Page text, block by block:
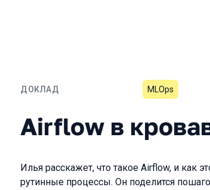
ДОКЛАД
Airflow в кровавом
MLOps
Airflow в
Илья расскажет, что такое Airflow, и как
рутинные процессы. Он поделится